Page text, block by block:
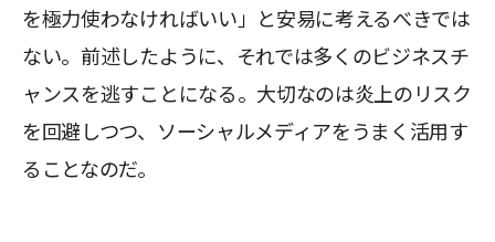
を極力使わなければいい」と安易に考えるべきでは
ない。前述したように、それでは多くのビジネスチ
ャンスを逃すことになる。大切なのは炎上のリスク
を回避しつつ、ソーシャルメディアをうまく活用す
ることなのだ。